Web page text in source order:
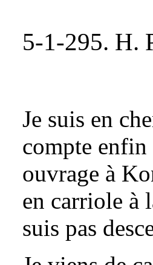
5-1-295. H.
Je suis en
compte
ouvrage à
en carriole à
suis pas